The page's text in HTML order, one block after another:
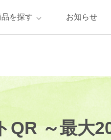
品を探す お知らせ
～最大